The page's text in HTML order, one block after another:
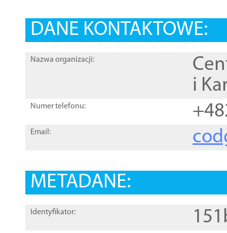
DANE KONTAKTOWE:
Nazwa organizacji:
i
Numer telefonu:
Email:
METADANE:
Identyfikator: